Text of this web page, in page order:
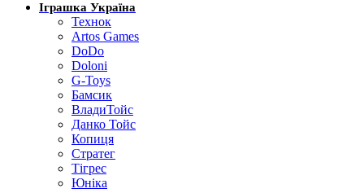
Іграшка Україна
Технок
Artos Games
DoDo
Doloni
G-Toys
Бамсик
ВладиТойс
Данко Тойс
Копиця
Стратег
Тігрес
Юніка